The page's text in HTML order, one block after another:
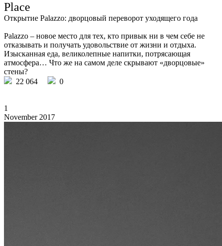
Place
Открытие Palazzo: дворцовый переворот уходящего года
Palazzo – новое место для тех, кто привык ни в чем себе не
отказывать и получать удовольствие от жизни и отдыха.
Изысканная еда, великолепные напитки, потрясающая
атмосфера… Что же на самом деле скрывают «дворцовые»
стены?
22 064
0
1
November 2017